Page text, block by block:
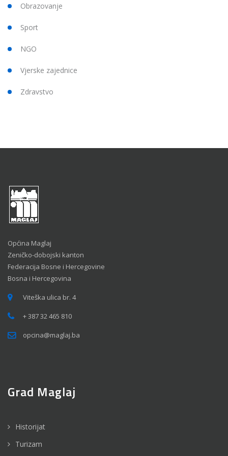
Obrazovanje
Sport
NGO
Vjerske zajednice
Zdravstvo
Općina Maglaj
Zeničko-dobojski kanton
Federacija Bosne i Hercegovine
Bosna i Hercegovina
Viteška ulica br. 4
+ 387 32 465 810
opcina@maglaj.ba
Grad Maglaj
Historijat
Turizam